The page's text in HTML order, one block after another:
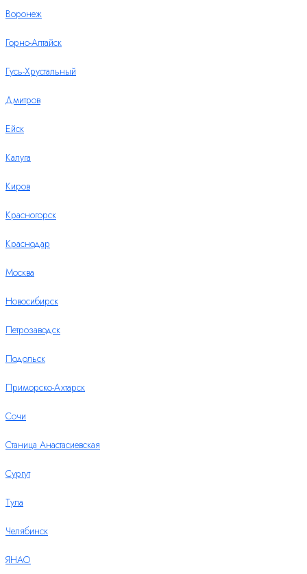
Воронеж
Горно-Алтайск
Гусь-Хрустальный
Дмитров
Ейск
Калуга
Киров
Красногорск
Краснодар
Москва
Новосибирск
Петрозаводск
Подольск
Приморско-Ахтарск
Сочи
Станица Анастасиевская
Сургут
Тула
Челябинск
ЯНАО